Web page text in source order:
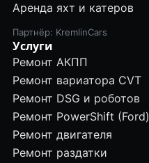
Аренда яхт и катеров
Партнёр: KremlinCars
Услуги
Ремонт АКПП
Ремонт вариатора CVT
Ремонт DSG и роботов
Ремонт PowerShift (Ford)
Ремонт двигателя
Ремонт раздатки